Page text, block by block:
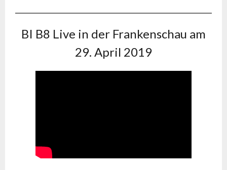
BI B8 Live in der Frankenschau am
29. April 2019